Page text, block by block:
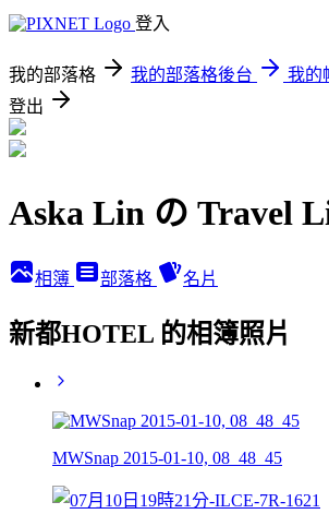
登入
我的部落格 我的部落格後台
我的
登出
Aska Lin の Travel
相簿 部落格 名片
新都HOTEL 的相簿照片
MWSnap 2015-01-10, 08_48_45